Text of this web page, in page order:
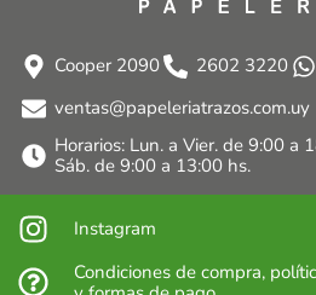
Cooper 2090 2602 3220
ventas@papeleriatrazos.com.uy
Horarios: Lun. a Vier. de 9:00 a
Sáb. de 9:00 a 13:00 hs.
Instagram
Condiciones de compra,